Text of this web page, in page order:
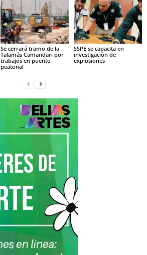
Se cerrará tramo de la
Talamás Camandari por
trabajos en puente
peatonal
SSPE se capacita en
investigación de
explosiones